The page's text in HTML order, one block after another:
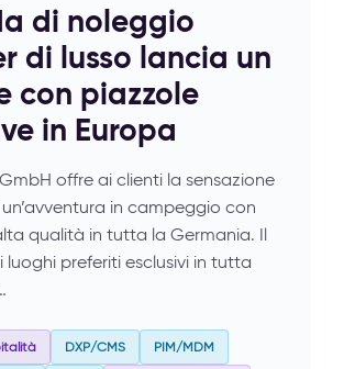
di noleggio
di lusso lancia un
con piazzole
in Europa
offre ai clienti la sensazione
in campeggio con
qualità in tutta la Germania. Il
luoghi preferiti esclusivi in tutta
DXP/CMS PIM/MDM